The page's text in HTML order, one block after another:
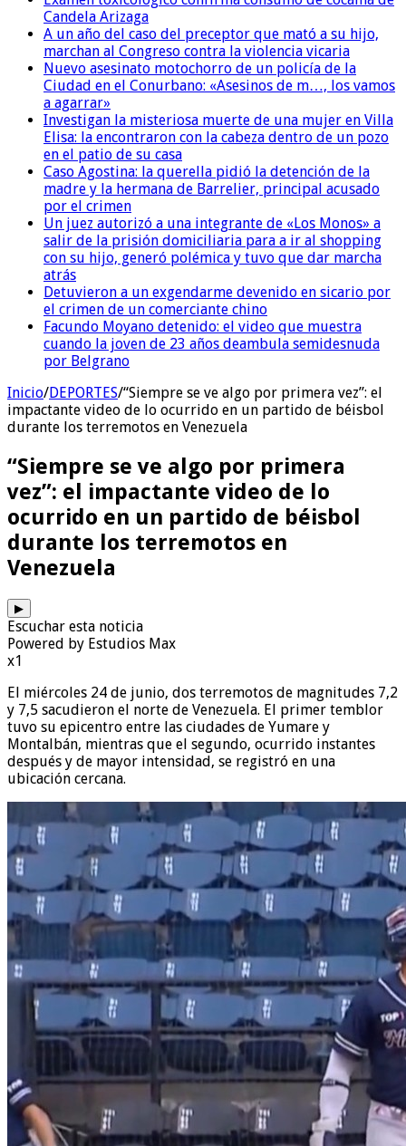
Candela Arizaga
A un año del caso del preceptor que mató a su hijo,
marchan al Congreso contra la violencia vicaria
Nuevo asesinato motochorro de un policía de la
Ciudad en el Conurbano: «Asesinos de m…, los vamos
a agarrar»
Investigan la misteriosa muerte de una mujer en Villa
Elisa: la encontraron con la cabeza dentro de un pozo
en el patio de su casa
Caso Agostina: la querella pidió la detención de la
madre y la hermana de Barrelier, principal acusado
por el crimen
Un juez autorizó a una integrante de «Los Monos» a
salir de la prisión domiciliaria para a ir al shopping
con su hijo, generó polémica y tuvo que dar marcha
atrás
Detuvieron a un exgendarme devenido en sicario por
el crimen de un comerciante chino
Facundo Moyano detenido: el video que muestra
cuando la joven de 23 años deambula semidesnuda
por Belgrano
Inicio/DEPORTES/“Siempre se ve algo por primera vez”: el
impactante video de lo ocurrido en un partido de béisbol
durante los terremotos en Venezuela
“Siempre se ve algo por primera
vez”: el impactante video de lo
ocurrido en un partido de béisbol
durante los terremotos en
Venezuela
▶
Escuchar esta noticia
Powered by Estudios Max
x1
El miércoles 24 de junio, dos terremotos de magnitudes 7,2
y 7,5 sacudieron el norte de Venezuela. El primer temblor
tuvo su epicentro entre las ciudades de Yumare y
Montalbán, mientras que el segundo, ocurrido instantes
después y de mayor intensidad, se registró en una
ubicación cercana.